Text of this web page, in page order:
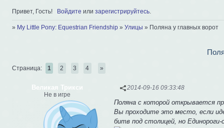
Привет, Гость! Войдите или зарегистрируйтесь
» My Little Pony: Equestrian Friendship » Улицы » Поляна у главных ворот
Страница: 1 2 3 4 »
2014-09-16 09:33:48
Великая Трикси
Не в игре
Поляна с которой открывается
Вы проходите это место, если
битв под столицей, но